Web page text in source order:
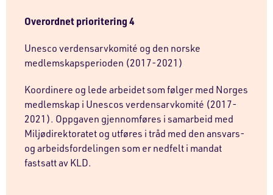
Overordnet prioritering 4
Unesco verdensarvkomité og den norske
medlemskapsperioden (2017-2021)
Koordinere og lede arbeidet som følger med Norges
medlemskap i Unescos verdensarvkomité (2017-
2021). Oppgaven gjennomføres i samarbeid med
Miljødirektoratet og utføres i tråd med den ansvars-
og arbeidsfordelingen som er nedfelt i mandat
fastsatt av KLD.